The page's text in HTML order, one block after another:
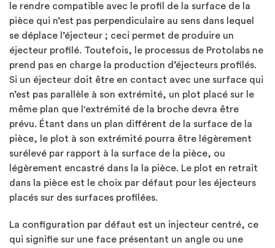
le rendre compatible avec le profil de la surface de la
pièce qui n’est pas perpendiculaire au sens dans lequel
se déplace l’éjecteur ; ceci permet de produire un
éjecteur profilé. Toutefois, le processus de Protolabs ne
prend pas en charge la production d’éjecteurs profilés.
Si un éjecteur doit être en contact avec une surface qui
n’est pas parallèle à son extrémité, un plot placé sur le
même plan que l'extrémité de la broche devra être
prévu. Étant dans un plan différent de la surface de la
pièce, le plot à son extrémité pourra être légèrement
surélevé par rapport à la surface de la pièce, ou
légèrement encastré dans la la pièce. Le plot en retrait
dans la pièce est le choix par défaut pour les éjecteurs
placés sur des surfaces profilées.
La configuration par défaut est un injecteur centré, ce
qui signifie sur une face présentant un angle ou une